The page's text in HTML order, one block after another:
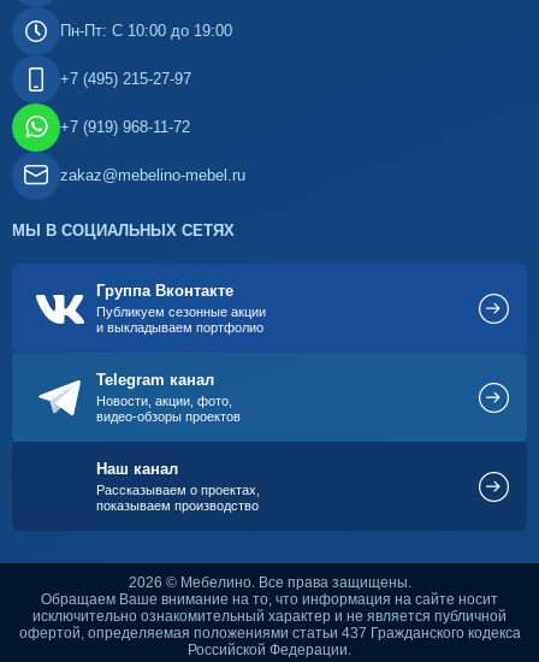
Пн-Пт: С 10:00 до 19:00
+7 (495) 215-27-97
+7 (919) 968-11-72
zakaz@mebelino-mebel.ru
МЫ В СОЦИАЛЬНЫХ СЕТЯХ
Группа Вконтакте
Публикуем сезонные акции
и выкладываем портфолио
Telegram канал
Новости, акции, фото,
видео-обзоры проектов
Наш канал
Рассказываем о проектах,
показываем производство
2026 © Мебелино. Все права защищены.
Обращаем Ваше внимание на то, что информация на сайте носит
исключительно ознакомительный характер и не является публичной
офертой, определяемая положениями статьи 437 Гражданского кодекса
Российской Федерации.